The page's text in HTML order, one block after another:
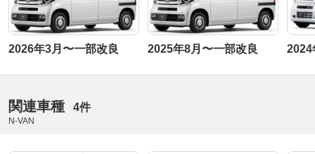
2026年3月〜一部改良 2025年8月〜一部改良 2024
関連車種 4件
N-VAN